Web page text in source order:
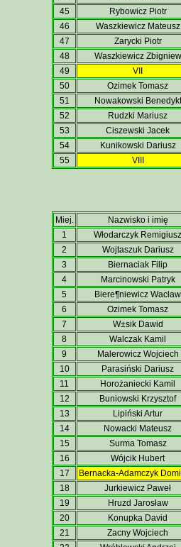
45
Rybowicz Piotr
46
Waszkiewicz Mateusz
47
Zarycki Piotr
48
Waszkiewicz Zbigniew
49
VII
50
Ozimek Tomasz
51
Nowakowski Benedykt
52
Rudzki Mariusz
53
Ciszewski Jacek
54
Kunikowski Dariusz
55
VIII
Miej.
Nazwisko i imię
1
Włodarczyk Remigiusz
2
Wojtaszuk Dariusz
3
Biernaciak Filip
4
Marcinowski Patryk
5
Biere¶niewicz Wacław
6
Ozimek Tomasz
7
W±sik Dawid
8
Walczak Kamil
9
Malerowicz Wojciech
10
Parasiński Dariusz
11
Horożaniecki Kamil
12
Buniowski Krzysztof
13
Lipiński Artur
14
Nowacki Mateusz
15
Surma Tomasz
16
Wójcik Hubert
17
Bernacka-Adamczyk
18
Jurkiewicz Paweł
19
Hruzd Jarosław
20
Konupka David
21
Zacny Wojciech